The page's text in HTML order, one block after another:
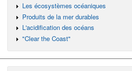
Les écosystèmes océaniques
Produits de la mer durables
L'acidification des océans
"Clear the Coast"